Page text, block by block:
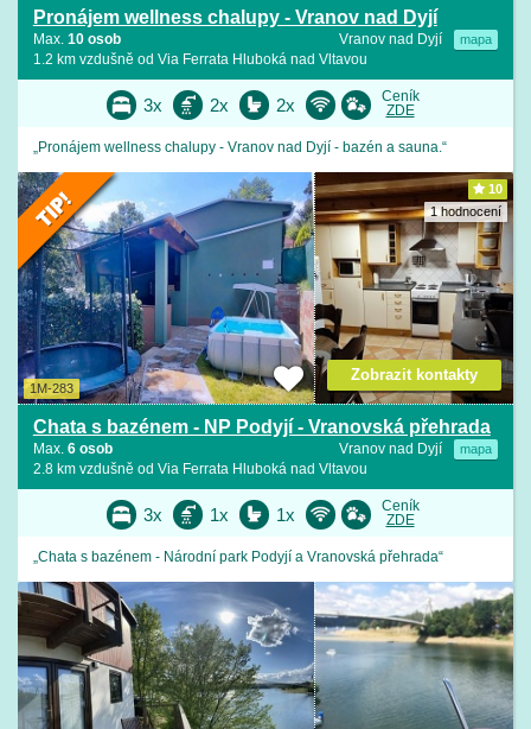
Pronájem wellness chalupy - Vranov nad Dyjí
Vranov nad Dyjí mapa
Max. 10 osob
1.2 km vzdušně od Via Ferrata Hluboká nad Vltavou
3x 2x 2x
Ceník
ZDE
„Pronájem wellness chalupy - Vranov nad Dyjí - bazén a sauna.“
10
1 hodnocení
1M-283
Chata s bazénem - NP Podyjí - Vranovská přehrada
Vranov nad Dyjí mapa
Max. 6 osob
2.8 km vzdušně od Via Ferrata Hluboká nad Vltavou
Zobrazit kontakty
3x 1x 1x
Ceník
ZDE
„Chata s bazénem - Národní park Podyjí a Vranovská přehrada“